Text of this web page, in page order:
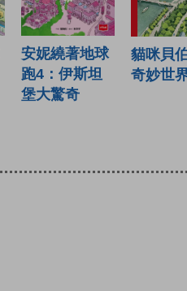
安妮繞著地球
跑4：伊斯坦
堡大驚奇
貓咪貝
奇妙世